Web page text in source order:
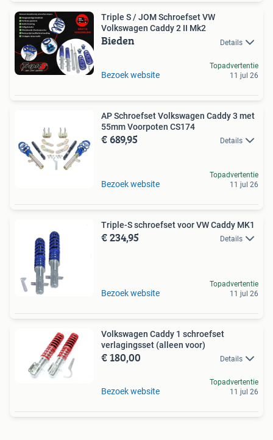
Triple S / JOM Schroefset VW
Volkswagen Caddy 2 II Mk2
Bieden Details
Bezoek website
Topadvertentie
11 jul 26
AP Schroefset Volkswagen Caddy 3 met
55mm Voorpoten CS174
€ 689,95 Details
Bezoek website
Topadvertentie
11 jul 26
Triple-S schroefset voor VW Caddy MK1
€ 234,95 Details
Bezoek website
Topadvertentie
11 jul 26
Volkswagen Caddy 1 schroefset
verlagingsset (alleen voor)
€ 180,00 Details
Bezoek website
Topadvertentie
11 jul 26